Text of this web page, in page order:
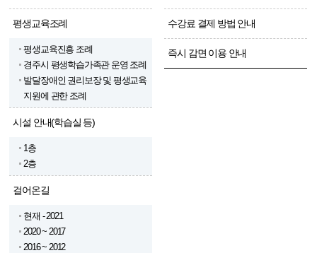
평생교육조례
평생교육진흥 조례
경주시 평생학습가족관 운영 조례
발달장애인 권리보장 및 평생교육
지원에 관한 조례
시설 안내(학습실 등)
1층
2층
걸어온길
현재 - 2021
2020 ~ 2017
2016 ~ 2012
수강료 결제 방법 안내
즉시 감면 이용 안내